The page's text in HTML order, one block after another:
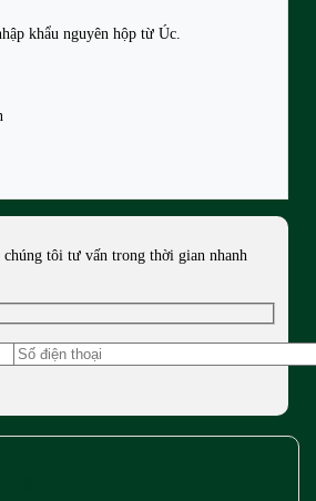
khẩu nguyên hộp từ Úc.
tôi tư vấn trong thời gian nhanh